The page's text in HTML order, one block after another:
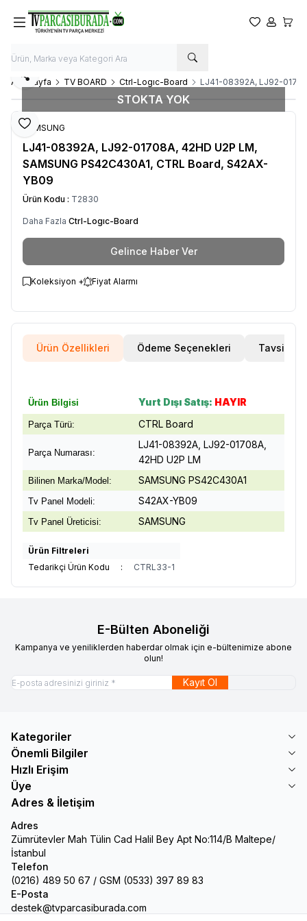
Favorilerim
Hesabım
Ana Sayfa TV BOARD Ctrl-Logıc-Board LJ41-08392A, LJ92-
STOKTA YOK
Favoriye Ekle
Paylaş
SAMSUNG
LJ41-08392A, LJ92-01708A, 42HD U2P LM,
SAMSUNG PS42C430A1, CTRL Board, S42AX-
YB09
Ürün Kodu : T2830
Daha Fazla Ctrl-Logıc-Board
Gelince Haber Ver
Koleksiyon + Fiyat Alarmı
Ürün Özellikleri Ödeme Seçenekleri Tavsiye Et
Ürün Bilgisi Yurt Dışı Satış: HAYIR
Parça Türü: CTRL Board
Parça Numarası:
LJ41-08392A, LJ92-01708A,
42HD U2P LM
Bilinen Marka/Model: SAMSUNG PS42C430A1
Tv Panel Modeli: S42AX-YB09
Tv Panel Üreticisi: SAMSUNG
Ürün Filtreleri
Tedarikçi Ürün Kodu
: CTRL33-1
E-Bülten Aboneliği
Kampanya ve yeniliklerden haberdar olmak için e-bültenimize abone
olun!
Kayıt Ol
Kategoriler
Önemli Bilgiler
Hızlı Erişim
Üye
Adres & İletişim
Adres
Zümrütevler Mah Tülin Cad Halil Bey Apt No:114/B Maltepe/
İstanbul
Telefon
(0216) 489 50 67 / GSM (0533) 397 89 83
E-Posta
destek@tvparcasiburada.com